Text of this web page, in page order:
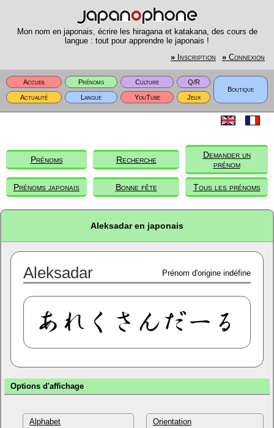
Mon nom en japonais, écrire les hiragana et katakana, des cours de
langue : tout pour apprendre le japonais !
» Inscription » Connexion
Accueil Prénoms Culture
Q/R
Boutique
Actualité
Langue YouTube Jeux
Prénoms Recherche
Demander un
prénom
Prénoms japonais Bonne fête Tous les prénoms
Aleksadar en japonais
Aleksadar Prénom d'origine indéfine
Options d'affichage
Alphabet Orientation